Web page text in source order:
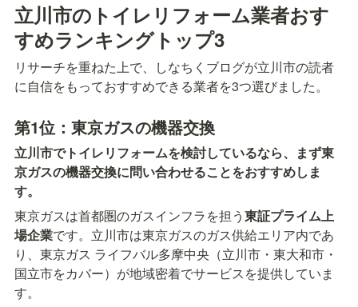
立川市のトイレリフォーム業者おす
すめランキングトップ3
リサーチを重ねた上で、しなちくブログが立川市の読者
に自信をもっておすすめできる業者を3つ選びました。
第1位：東京ガスの機器交換
立川市でトイレリフォームを検討しているなら、まず東
京ガスの機器交換に問い合わせることをおすすめしま
す。
東京ガスは首都圏のガスインフラを担う東証プライム上
場企業です。立川市は東京ガスのガス供給エリア内であ
り、東京ガス ライフバル多摩中央（立川市・東大和市・
国立市をカバー）が地域密着でサービスを提供していま
す。